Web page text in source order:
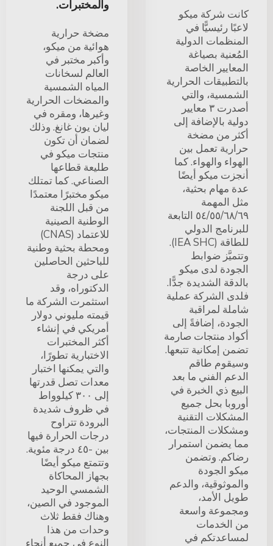
كانت شركة ميكو
لاعبًا رئيسيًّا في
المنظمات الدولية
المُعنية بصياغة
المعايير الخاصة
بالتطبيقات الحرارية
الشمسية، والتي
أصدرت ٣ معايير
دولية بالإضافة إلى
أكثر من مضخة
حرارية تعمل بين
الهواء والهواء. كما
أنجزت ميكو أيضًا
عدة مهام بحثية،
مثل المهمة
٥٤/٥٥/٦٨/٦٩ التابعة
للبرنامج الدولي
للطاقة (IEA SHC).
وتتميَّز ضوابط
الجودة لدى ميكو
بالدقة الشديدة جدًّا.
فلدى الشركة عملية
شاملة لمراقبة
الجودة، إضافةً إلى
أكواد منتجات صارمة
تضمن إمكانية تتبعها.
وسيقوم طاقم
الدعم الفني ما بعد
البيع ذي الخبرة في
أوروبا بحل جميع
المشكلات التقنية
ومشكلات المنتجات،
مما يضمن استمرار
رضاكم. وتضمن
ميكو الجودة
والموثوقية، والدعم
طويل الأمد،
ومجموعة واسعة
من الخدمات
لمساعدتكم في
والمختبرات.
مضخة حرارية
هوائية من ميكو،
وأكبر مختبر في
العالم لسخانات
المياه الشمسية
والمضخات الحرارية
وغيرها، ومقره في
ليان يون غانغ. وذلك
لضمان أن تكون
منتجات ميكو في
طليعة قطاعها
الصناعي. كما تمتلك
ميكو مختبرًا معتمدًا
من قبل اللجنة
الوطنية الصينية
للاعتماد (CNAS)
ومحطة بحثية وطنية
للباحثين الحاصلين
على درجة
الدكتوراه، وقد
استثمرت الشركة ما
قيمته مليوني دولار
أمريكي في إنشاء
أكثر المختبرات
الاختبارية تطورًا،
والتي يمكنها اختبار
معدات تصل قدرتها
إلى ٣٠٠ كيلوواط
في ظروف شديدة
البرودة تتراوح
درجات الحرارة فيها
بين -٤٥ درجة مئوية.
وتتمتع ميكو أيضًا
بجهاز المحاكاة
الشمسي الوحيد
الموجود في الصين،
وهناك فقط ثلاث
وحدات من هذا